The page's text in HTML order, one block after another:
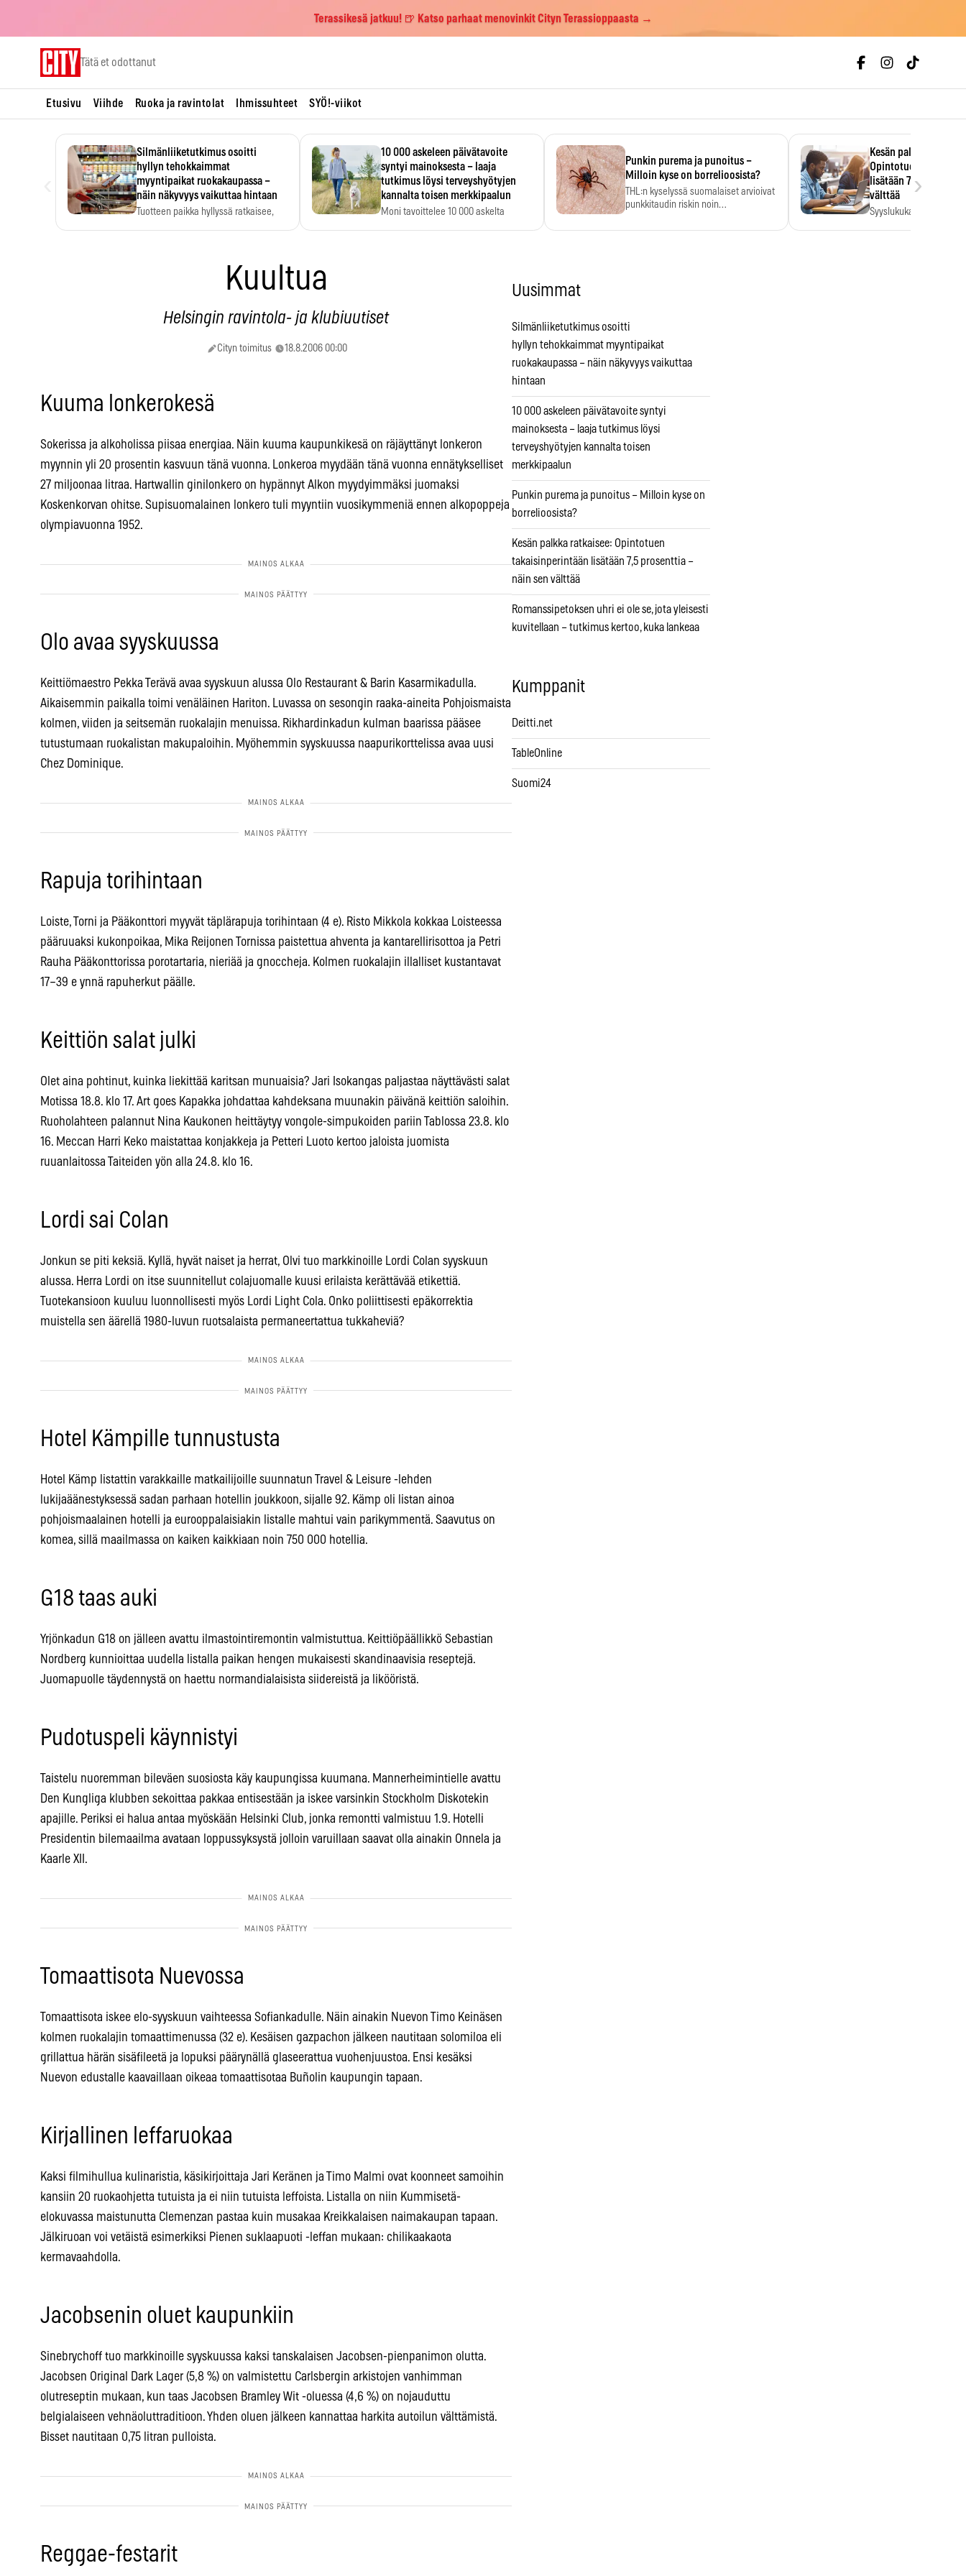
Terassikesä jatkuu! 🍺 Katso parhaat menovinkit Cityn Terassioppaasta →
Tätä et odottanut
Etusivu Viihde Ruoka ja ravintolat Ihmissuhteet SYÖ!-viikot
Silmänliiketutkimus osoitti
hyllyn tehokkaimmat
myyntipaikat ruokakaupassa –
näin näkyvyys vaikuttaa hintaan
Tuotteen paikka hyllyssä ratkaisee,
10 000 askeleen päivätavoite
syntyi mainoksesta – laaja
tutkimus löysi terveyshyötyjen
kannalta toisen merkkipaalun
Moni tavoittelee 10 000 askelta
Punkin purema ja punoitus –
Milloin kyse on borrelioosista?
THL:n kyselyssä suomalaiset arvioivat
punkkitaudin riskin noin
Kesän palkka
Opintotuen
lisätään 7,5
välttää
Syyslukukauden
›
Kuultua
Helsingin ravintola- ja klubiuutiset
Cityn toimitus 18.8.2006 00:00
Kuuma lonkerokesä
Sokerissa ja alkoholissa piisaa energiaa. Näin kuuma kaupunkikesä on räjäyttänyt lonkeron
myynnin yli 20 prosentin kasvuun tänä vuonna. Lonkeroa myydään tänä vuonna ennätykselliset
27 miljoonaa litraa. Hartwallin ginilonkero on hypännyt Alkon myydyimmäksi juomaksi
Koskenkorvan ohitse. Supisuomalainen lonkero tuli myyntiin vuosikymmeniä ennen alkopoppeja
olympiavuonna 1952.
Olo avaa syyskuussa
Keittiömaestro Pekka Terävä avaa syyskuun alussa Olo Restaurant & Barin Kasarmikadulla.
Aikaisemmin paikalla toimi venäläinen Hariton. Luvassa on sesongin raaka-aineita Pohjoismaista
kolmen, viiden ja seitsemän ruokalajin menuissa. Rikhardinkadun kulman baarissa pääsee
tutustumaan ruokalistan makupaloihin. Myöhemmin syyskuussa naapurikorttelissa avaa uusi
Chez Dominique.
Rapuja torihintaan
Loiste, Torni ja Pääkonttori myyvät täplärapuja torihintaan (4 e). Risto Mikkola kokkaa Loisteessa
pääruuaksi kukonpoikaa, Mika Reijonen Tornissa paistettua ahventa ja kantarellirisottoa ja Petri
Rauha Pääkonttorissa porotartaria, nieriää ja gnoccheja. Kolmen ruokalajin illalliset kustantavat
17–39 e ynnä rapuherkut päälle.
Keittiön salat julki
Olet aina pohtinut, kuinka liekittää karitsan munuaisia? Jari Isokangas paljastaa näyttävästi salat
Motissa 18.8. klo 17. Art goes Kapakka johdattaa kahdeksana muunakin päivänä keittiön saloihin.
Ruoholahteen palannut Nina Kaukonen heittäytyy vongole-simpukoiden pariin Tablossa 23.8. klo
16. Meccan Harri Keko maistattaa konjakkeja ja Petteri Luoto kertoo jaloista juomista
ruuanlaitossa Taiteiden yön alla 24.8. klo 16.
Lordi sai Colan
Jonkun se piti keksiä. Kyllä, hyvät naiset ja herrat, Olvi tuo markkinoille Lordi Colan syyskuun
alussa. Herra Lordi on itse suunnitellut colajuomalle kuusi erilaista kerättävää etikettiä.
Tuotekansioon kuuluu luonnollisesti myös Lordi Light Cola. Onko poliittisesti epäkorrektia
muistella sen äärellä 1980-luvun ruotsalaista permaneertattua tukkaheviä?
Hotel Kämpille tunnustusta
Hotel Kämp listattin varakkaille matkailijoille suunnatun Travel & Leisure -lehden
lukijaäänestyksessä sadan parhaan hotellin joukkoon, sijalle 92. Kämp oli listan ainoa
pohjoismaalainen hotelli ja eurooppalaisiakin listalle mahtui vain parikymmentä. Saavutus on
komea, sillä maailmassa on kaiken kaikkiaan noin 750 000 hotellia.
G18 taas auki
Yrjönkadun G18 on jälleen avattu ilmastointiremontin valmistuttua. Keittiöpäällikkö Sebastian
Nordberg kunnioittaa uudella listalla paikan hengen mukaisesti skandinaavisia reseptejä.
Juomapuolle täydennystä on haettu normandialaisista siidereistä ja likööristä.
Pudotuspeli käynnistyi
Taistelu nuoremman bileväen suosiosta käy kaupungissa kuumana. Mannerheimintielle avattu
Den Kungliga klubben sekoittaa pakkaa entisestään ja iskee varsinkin Stockholm Diskotekin
apajille. Periksi ei halua antaa myöskään Helsinki Club, jonka remontti valmistuu 1.9. Hotelli
Presidentin bilemaailma avataan loppussyksystä jolloin varuillaan saavat olla ainakin Onnela ja
Kaarle XII.
Tomaattisota Nuevossa
Tomaattisota iskee elo-syyskuun vaihteessa Sofiankadulle. Näin ainakin Nuevon Timo Keinäsen
kolmen ruokalajin tomaattimenussa (32 e). Kesäisen gazpachon jälkeen nautitaan solomiloa eli
grillattua härän sisäfileetä ja lopuksi päärynällä glaseerattua vuohenjuustoa. Ensi kesäksi
Nuevon edustalle kaavaillaan oikeaa tomaattisotaa Buñolin kaupungin tapaan.
Kirjallinen leffaruokaa
Kaksi filmihullua kulinaristia, käsikirjoittaja Jari Keränen ja Timo Malmi ovat koonneet samoihin
kansiin 20 ruokaohjetta tutuista ja ei niin tutuista leffoista. Listalla on niin Kummisetä-
elokuvassa maistunutta Clemenzan pastaa kuin musakaa Kreikkalaisen naimakaupan tapaan.
Jälkiruoan voi vetäistä esimerkiksi Pienen suklaapuoti -leffan mukaan: chilikaakaota
kermavaahdolla.
Jacobsenin oluet kaupunkiin
Sinebrychoff tuo markkinoille syyskuussa kaksi tanskalaisen Jacobsen-pienpanimon olutta.
Jacobsen Original Dark Lager (5,8 %) on valmistettu Carlsbergin arkistojen vanhimman
olutreseptin mukaan, kun taas Jacobsen Bramley Wit -oluessa (4,6 %) on nojauduttu
belgialaiseen vehnäoluttraditioon. Yhden oluen jälkeen kannattaa harkita autoilun välttämistä.
Bisset nautitaan 0,75 litran pulloista.
Reggae-festarit
Uusimmat
Silmänliiketutkimus osoitti
hyllyn tehokkaimmat myyntipaikat
ruokakaupassa – näin näkyvyys vaikuttaa
hintaan
10 000 askeleen päivätavoite syntyi
mainoksesta – laaja tutkimus löysi
terveyshyötyjen kannalta toisen
merkkipaalun
Punkin purema ja punoitus – Milloin kyse on
borrelioosista?
Kesän palkka ratkaisee: Opintotuen
takaisinperintään lisätään 7,5 prosenttia –
näin sen välttää
Romanssipetoksen uhri ei ole se, jota yleisesti
kuvitellaan – tutkimus kertoo, kuka lankeaa
Kumppanit
Deitti.net
TableOnline
Suomi24